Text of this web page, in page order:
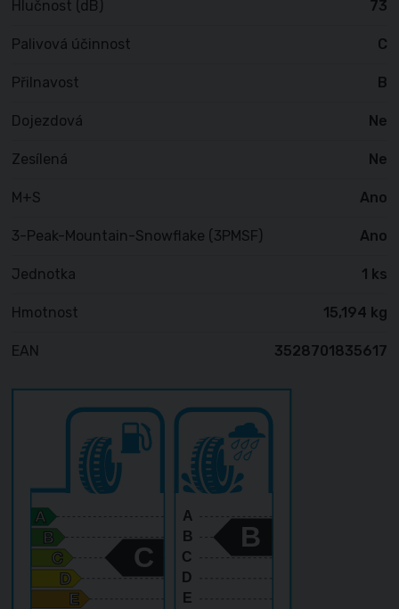
Hlučnost (dB) 73
Palivová účinnost C
Přilnavost B
Dojezdová Ne
Zesílená Ne
M+S Ano
3-Peak-Mountain-Snowflake (3PMSF) Ano
Jednotka 1 ks
Hmotnost 15,194 kg
EAN 3528701835617
A
B
C
D
E
C
B